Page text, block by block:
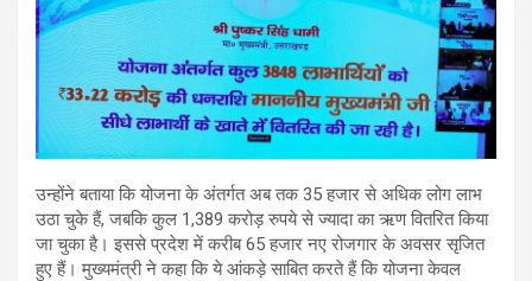
उन्होंने बताया कि योजना के अंतर्गत अब तक 35 हजार से अधिक लोग लाभ
उठा चुके हैं, जबकि कुल 1,389 करोड़ रुपये से ज्यादा का ऋण वितरित किया
जा चुका है। इससे प्रदेश में करीब 65 हजार नए रोजगार के अवसर सृजित
हुए हैं। मुख्यमंत्री ने कहा कि ये आंकड़े साबित करते हैं कि योजना केवल